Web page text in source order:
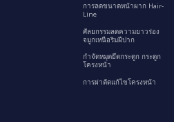
การลดขนาดหน้าผาก Hair-
Line
ศัลยกรรมลดความยาวร่อง
จมูกเหนือริมฝีปาก
กำจัดหมุดยึดกระดูก กระดูก
โครงหน้า
การผ่าตัดแก้ไขโครงหน้า